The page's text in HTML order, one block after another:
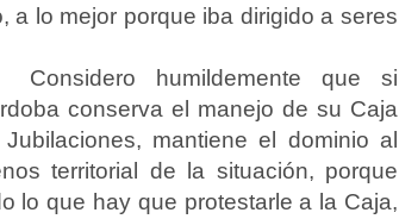
lo mejor porque iba dirigido a seres
Considero humildemente que si
conserva el manejo de su Caja
mantiene el dominio al
territorial de la situación, porque
lo que hay que protestarle a la Caja,